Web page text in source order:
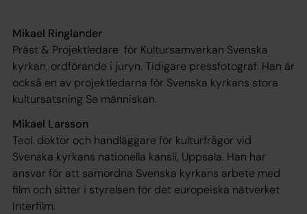
Mikael Ringlander
Präst & Projektledare för Kultursamverkan Svenska
kyrkan, ordförande i juryn. Tidigare pressfotograf. Han är
också en av projektledarna för Svenska kyrkans stora
kultursatsning Se människan.
Mikael Larsson
Teol. doktor och handläggare för kulturfrågor vid
Svenska kyrkans nationella kansli, Uppsala. Han har
ansvar för att samordna Svenska kyrkans arbete med
film och sitter i styrelsen för det europeiska nätverket
Interfilm.